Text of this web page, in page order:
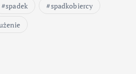
spadek
spadkobiercy